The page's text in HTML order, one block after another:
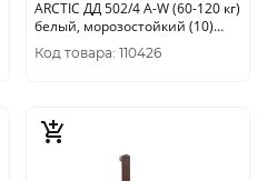
ARCTIC ДД 502/4 A-W (60-120 кг)
белый, морозостойкий (10)
704810
Код товара: 110426